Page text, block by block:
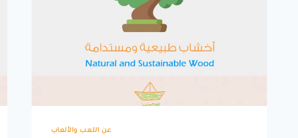
عن اللعب والألعاب